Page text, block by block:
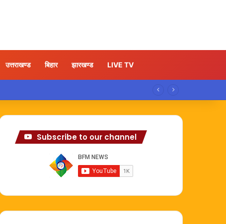
उत्तराखण्ड बिहार झारखण्ड LIVE TV
Subscribe to our channel